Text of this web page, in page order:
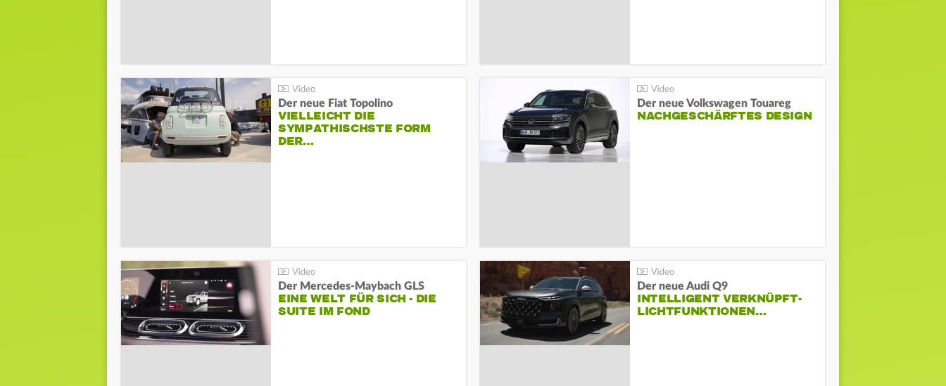
Der neue Fiat Topolino
VIELLEICHT DIE
SYMPATHISCHSTE FORM
DER…
Der neue Volkswagen Touareg
NACHGESCHÄRFTES DESIGN
Der Mercedes‑Maybach GLS
EINE WELT FÜR SICH - DIE
SUITE IM FOND
Der neue Audi Q9
INTELLIGENT VERKNÜPFT-
LICHTFUNKTIONEN…